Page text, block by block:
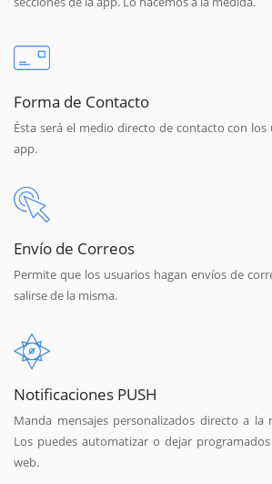
Forma de Contacto
Ésta será el medio directo de contacto con
app.
Envío de Correos
Permite que los usuarios hagan envíos de
salirse de la misma.
Notificaciones PUSH
Manda mensajes personalizados directo a la
Los puedes automatizar o dejar
web.